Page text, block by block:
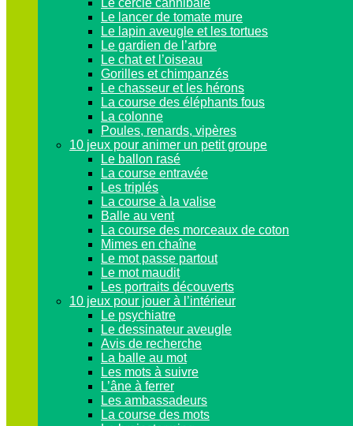
Le lancer de tomate mure
Le lapin aveugle et les tortues
Le gardien de l’arbre
Le chat et l’oiseau
Gorilles et chimpanzés
Le chasseur et les hérons
La course des éléphants fous
La colonne
Poules, renards, vipères
10 jeux pour animer un petit groupe
Le ballon rasé
La course entravée
Les triplés
La course à la valise
Balle au vent
La course des morceaux de coton
Mimes en chaîne
Le mot passe partout
Le mot maudit
Les portraits découverts
10 jeux pour jouer à l’intérieur
Le psychiatre
Le dessinateur aveugle
Avis de recherche
La balle au mot
Les mots à suivre
L’âne à ferrer
Les ambassadeurs
La course des mots